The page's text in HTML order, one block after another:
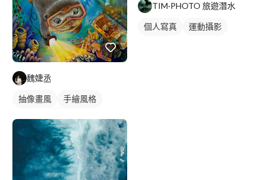
魏婕丞
抽像畫風
手繪風格
TIM·PHOTO 旅遊潛水
個人寫真
運動攝影